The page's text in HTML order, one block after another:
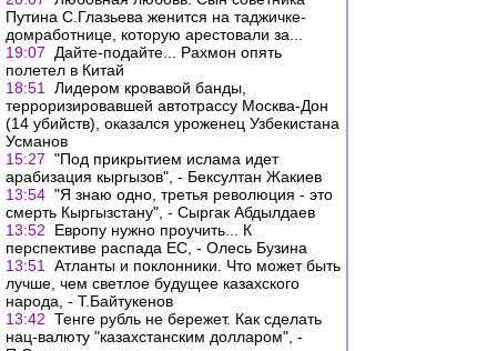
Путина С.Глазьева женится на таджичке-
домработнице, которую арестовали за...
19:07
Дайте-подайте... Рахмон опять
полетел в Китай
18:51
Лидером кровавой банды,
терроризировавшей автотрассу Москва-Дон
(14 убийств), оказался уроженец Узбекистана
Усманов
15:27 "Под прикрытием ислама идет
арабизация кыргызов", - Бексултан Жакиев
13:54 "Я знаю одно, третья революция - это
смерть Кыргызстану", - Сыргак Абдылдаев
13:52
Европу нужно проучить... К
перспективе распада ЕС, - Олесь Бузина
13:51
Атланты и поклонники. Что может быть
лучше, чем светлое будущее казахского
народа, - Т.Байтукенов
13:42 Тенге рубль не бережет. Как сделать
нац-валюту "казахстанским долларом", -